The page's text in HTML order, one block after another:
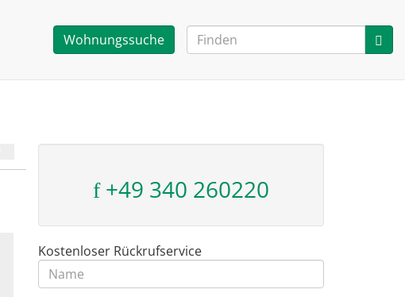
Wohnungssuche
+49 340 260220
Kostenloser Rückrufservice